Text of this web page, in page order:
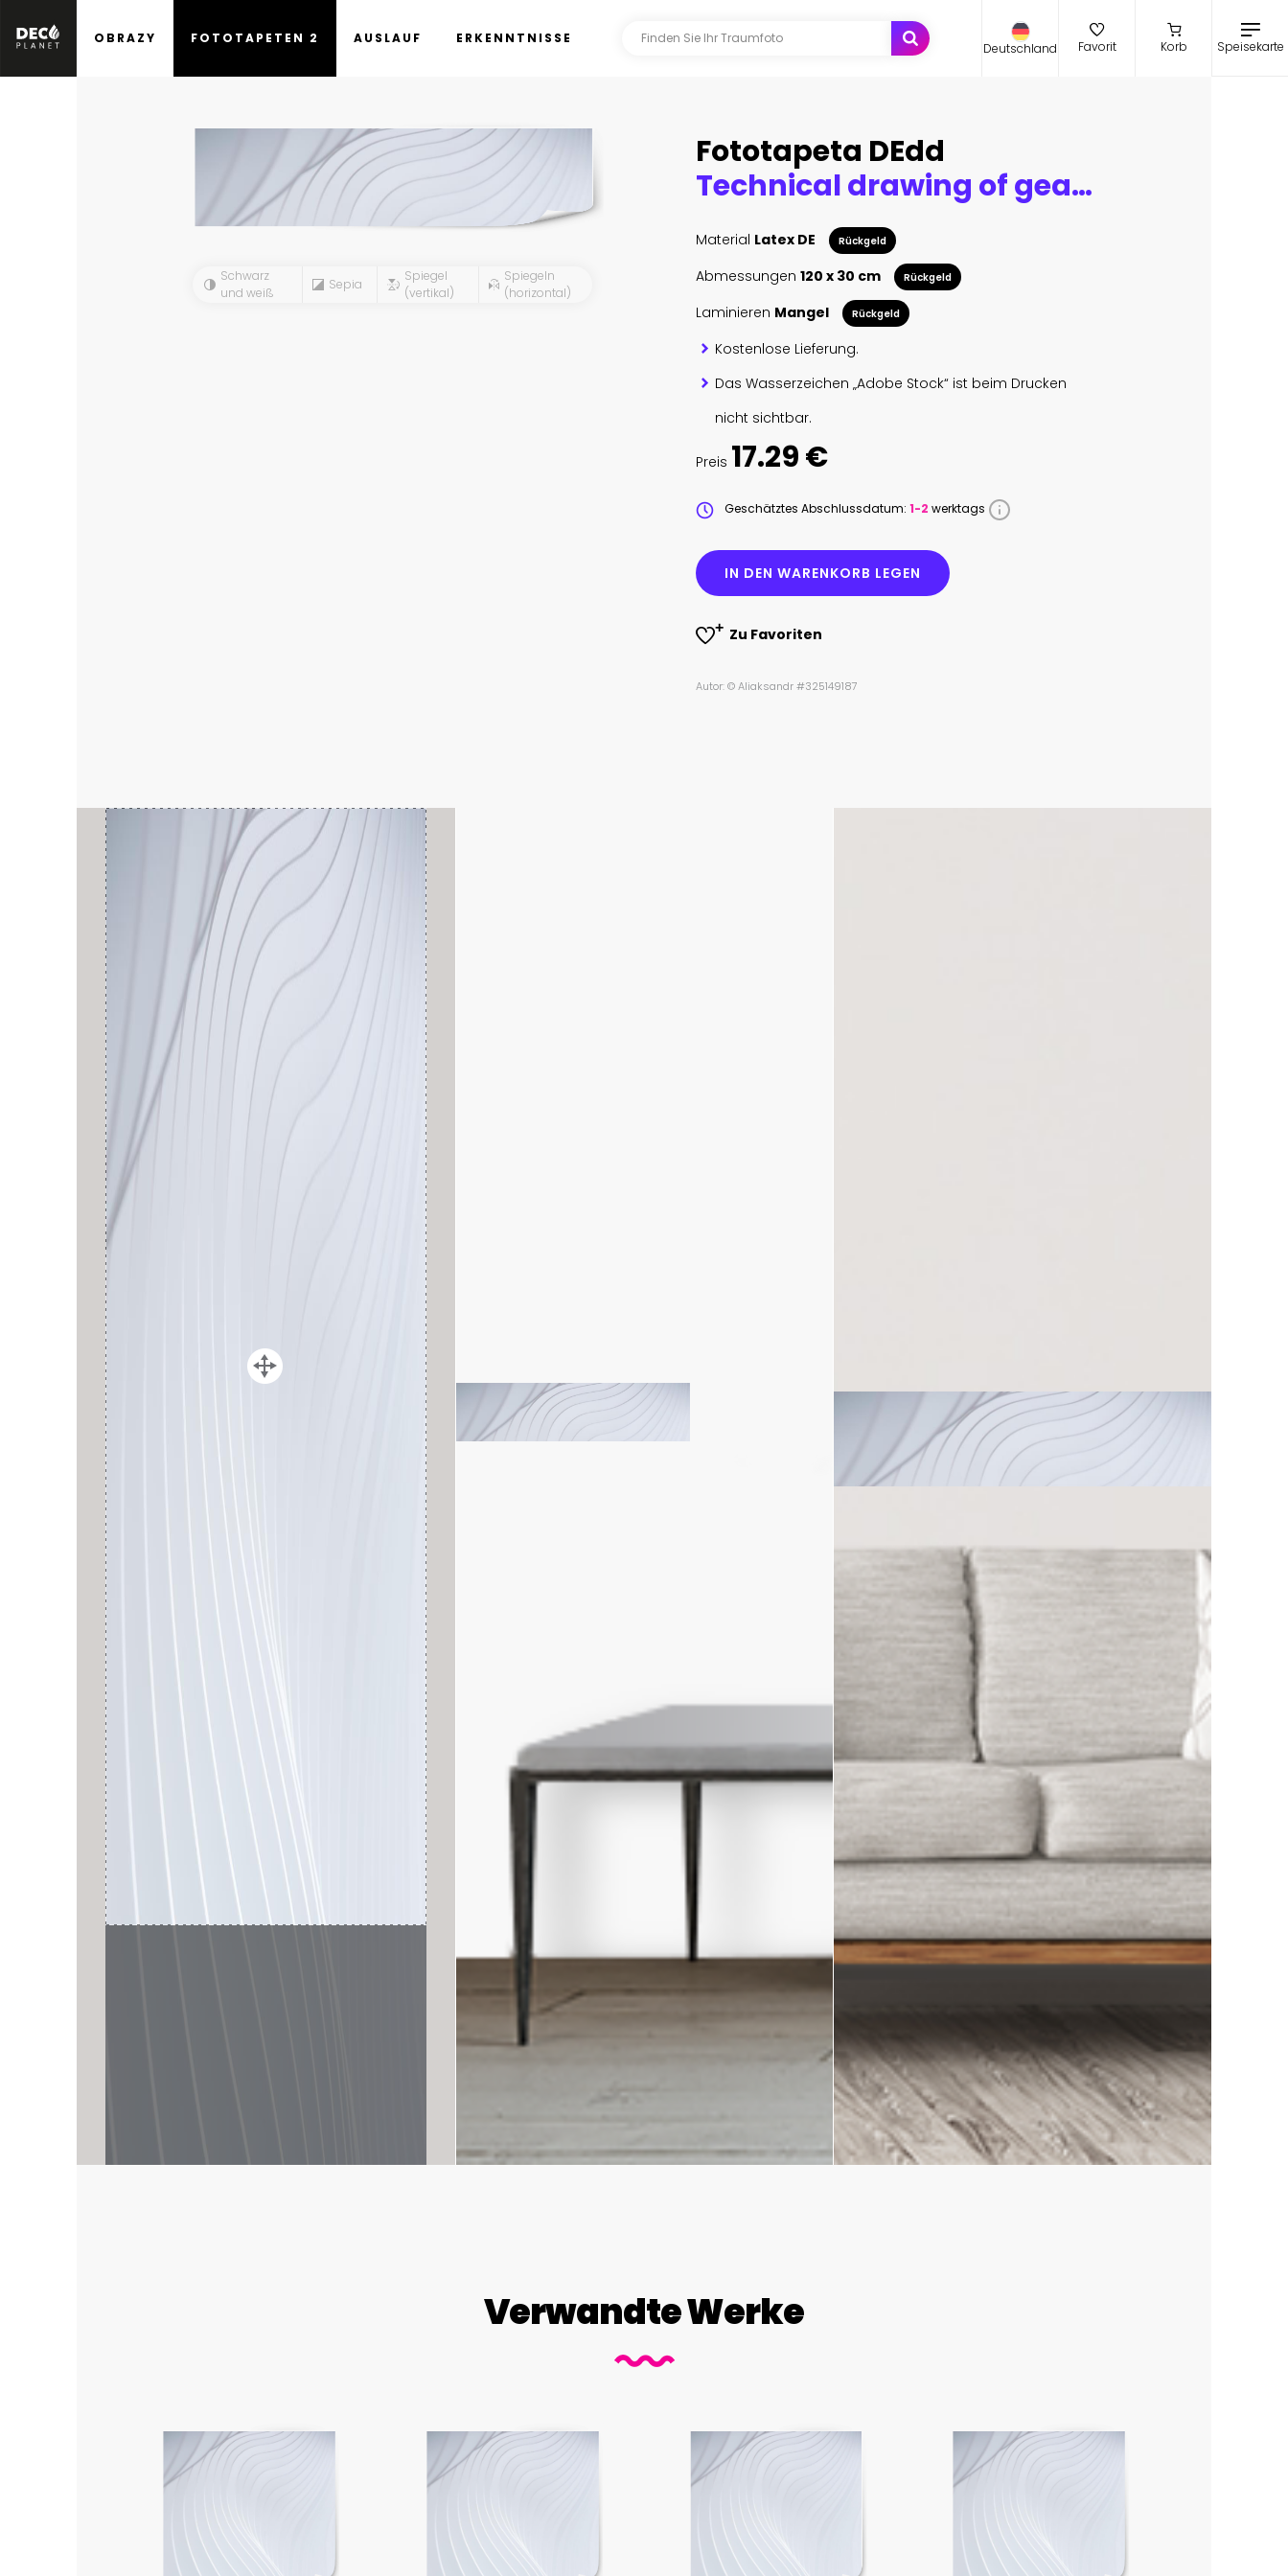
OBRAZY FOTOTAPETEN 2 AUSLAUF ERKENNTNISSE
Deutschland Favorit Korb Speisekarte
Schwarz
und weiß
Sepia
Spiegel
(vertikal)
Spiegeln
(horizontal)
Fototapeta DEdd
Technical drawing of gears on a black background.Engineering Technology Project. Industrial mechanics Vector illustration.
Material Latex DE Rückgeld
Abmessungen 120 x 30 cm Rückgeld
Laminieren Mangel Rückgeld
Kostenlose Lieferung.
Das Wasserzeichen „Adobe Stock“ ist beim Drucken
nicht sichtbar.
Preis 17.29 €
Geschätztes Abschlussdatum: 1-2 werktags
IN DEN WARENKORB LEGEN
Zu Favoriten
Autor: © Aliaksandr #325149187
Verwandte Werke